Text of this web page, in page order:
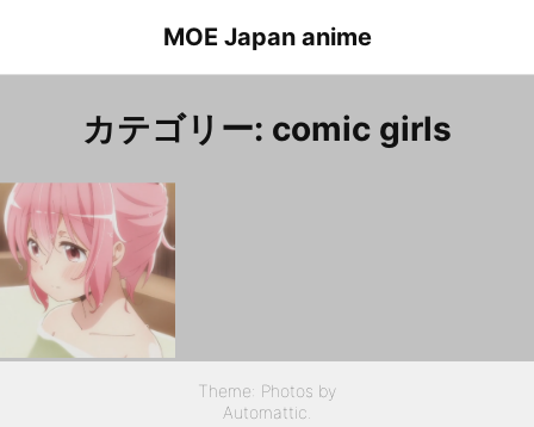
content
MOE Japan anime
カテゴリー: comic girls
こみっくがーるず １話 薫子
Theme: Photos by
Automattic